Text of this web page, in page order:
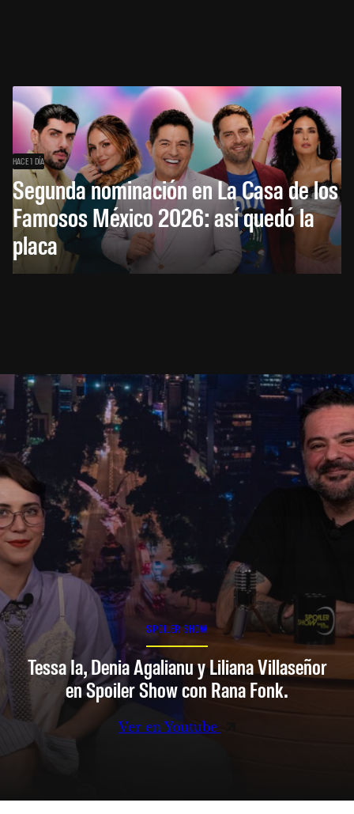
HACE 1 DÍA
Segunda nominación en La Casa de los
Famosos México 2026: así quedó la
placa
SPOILER SHOW
Tessa Ia, Denia Agalianu y Liliana Villaseñor
en Spoiler Show con Rana Fonk.
Ver en Youtube